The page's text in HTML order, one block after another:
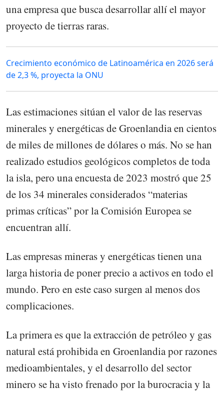
una empresa que busca desarrollar allí el mayor
proyecto de tierras raras.
Crecimiento económico de Latinoamérica en 2026 será
de 2,3 %, proyecta la ONU
Las estimaciones sitúan el valor de las reservas
minerales y energéticas de Groenlandia en cientos
de miles de millones de dólares o más. No se han
realizado estudios geológicos completos de toda
la isla, pero una encuesta de 2023 mostró que 25
de los 34 minerales considerados “materias
primas críticas” por la Comisión Europea se
encuentran allí.
Las empresas mineras y energéticas tienen una
larga historia de poner precio a activos en todo el
mundo. Pero en este caso surgen al menos dos
complicaciones.
La primera es que la extracción de petróleo y gas
natural está prohibida en Groenlandia por razones
medioambientales, y el desarrollo del sector
minero se ha visto frenado por la burocracia y la